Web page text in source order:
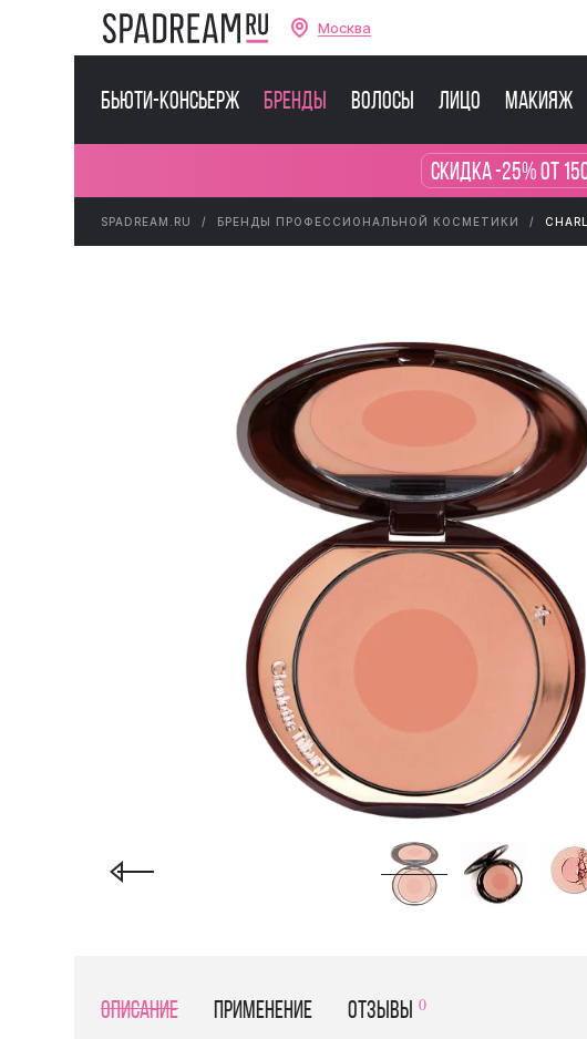
Москва
Бьюти-консьерж Бренды Волосы Лицо Макияж
Скидка -25% от
SPADREAM.RU БРЕНДЫ ПРОФЕССИОНАЛЬНОЙ КОСМЕТИКИ
Описание Применение отзывы 0